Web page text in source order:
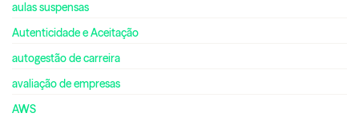
aulas suspensas
Autenticidade e Aceitação
autogestão de carreira
avaliação de empresas
AWS